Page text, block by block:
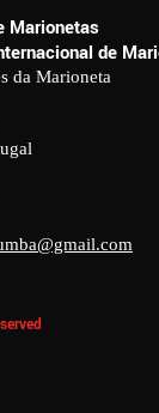
Marionetas
de
da Marioneta